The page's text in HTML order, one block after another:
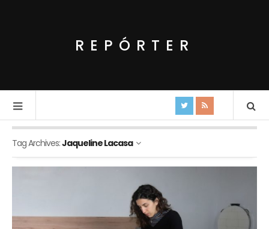
REPÓRTER
Tag Archives:Jaqueline Lacasa